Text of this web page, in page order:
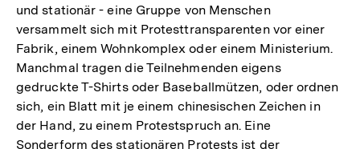
und stationär - eine Gruppe von Menschen
versammelt sich mit Protesttransparenten vor einer
Fabrik, einem Wohnkomplex oder einem Ministerium.
Manchmal tragen die Teilnehmenden eigens
gedruckte T-Shirts oder Baseballmützen, oder ordnen
sich, ein Blatt mit je einem chinesischen Zeichen in
der Hand, zu einem Protestspruch an. Eine
Sonderform des stationären Protests ist der